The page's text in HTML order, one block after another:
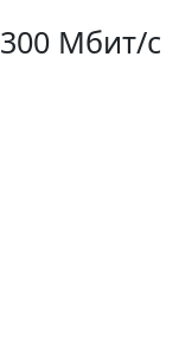
Мбит/с